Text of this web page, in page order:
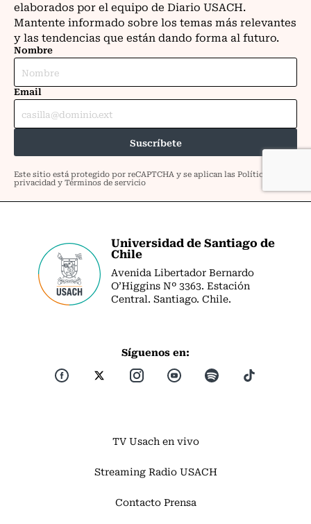
Universidad de Santiago de
Chile
Avenida Libertador Bernardo
O’Higgins Nº 3363. Estación
Central. Santiago. Chile.
Síguenos en:
TV Usach en vivo
Streaming Radio USACH
Contacto Prensa